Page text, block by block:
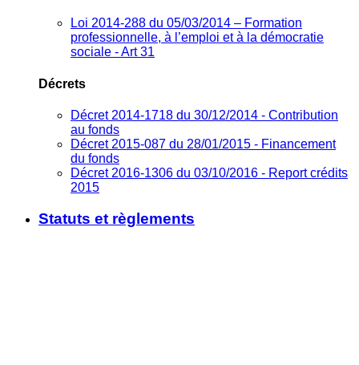
Loi 2014-288 du 05/03/2014 – Formation
professionnelle, à l’emploi et à la démocratie
sociale - Art 31
Décrets
Décret 2014-1718 du 30/12/2014 - Contribution
au fonds
Décret 2015-087 du 28/01/2015 - Financement
du fonds
Décret 2016-1306 du 03/10/2016 - Report crédits
2015
Statuts et règlements